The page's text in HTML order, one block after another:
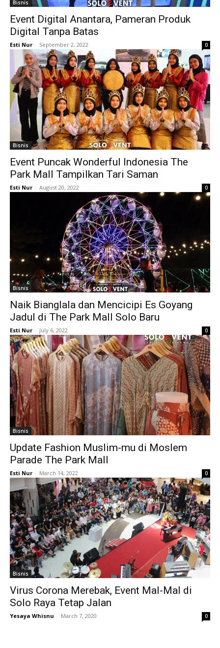
Bisnis
Event Digital Anantara, Pameran Produk
Digital Tanpa Batas
Esti Nur - September 2, 2022 0
Bisnis
Event Puncak Wonderful Indonesia The
Park Mall Tampilkan Tari Saman
Esti Nur - August 20, 2022 0
Bisnis
Naik Bianglala dan Mencicipi Es Goyang
Jadul di The Park Mall Solo Baru
Esti Nur - July 6, 2022 0
Bisnis
Update Fashion Muslim-mu di Moslem
Parade The Park Mall
Esti Nur - March 14, 2022 0
Bisnis
Virus Corona Merebak, Event Mal-Mal di
Solo Raya Tetap Jalan
Yesaya Whisnu - March 7, 2020 0